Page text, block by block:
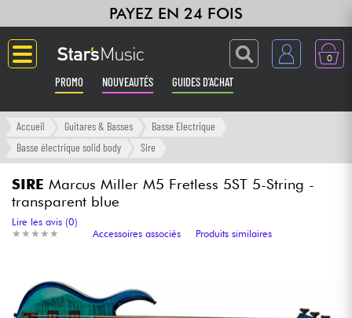
PAYEZ EN 24 FOIS
0
PROMO NOUVEAUTÉS GUIDES D'ACHAT
Langue
Amplis & Effets
Synthés & Sampleurs
Accueil Guitares & Basses
Basse Electrique
Basse électrique solid body
Sire
SIRE Marcus Miller M5 Fretless 5ST 5-String -
transparent blue
★ ★ ★ ★ ★
★ ★ ★ ★ ★
Lire les avis (0)
Accessoires associés
Produits similaires